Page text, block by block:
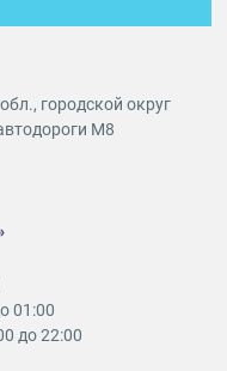
городской округ
М8
01:00
до 22:00